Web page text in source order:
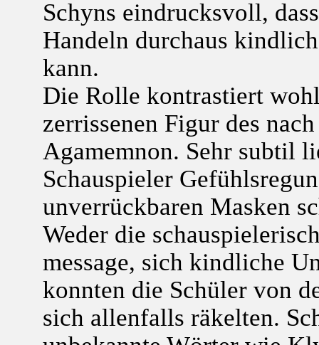
Schyns eindrucksvoll,
Handeln durchaus
kann.
Die Rolle kontrastiert
zerrissenen Figur des
Agamemnon. Sehr subtil
Schauspieler
unverrückbaren Masken
Weder die
message, sich kindliche
konnten die Schüler von
sich allenfalls räkelten.